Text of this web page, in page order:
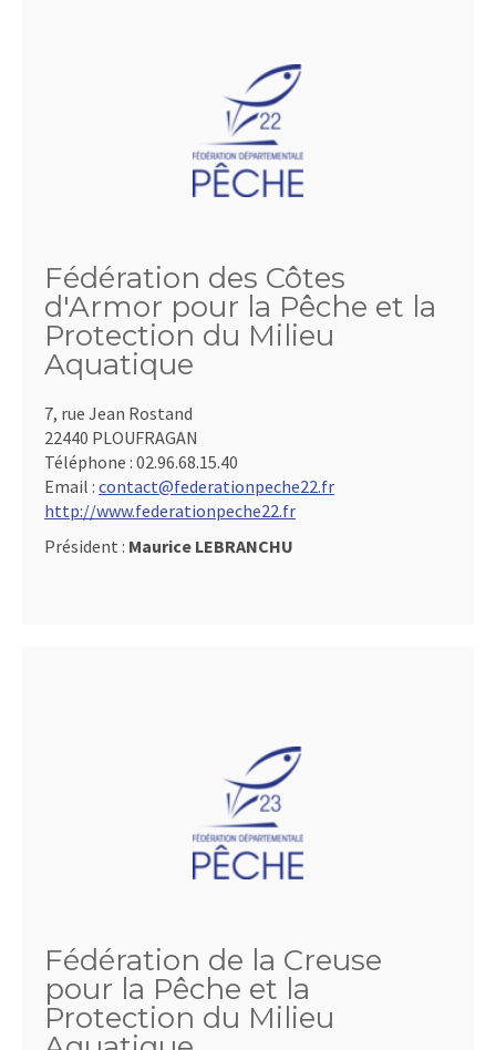
Fédération des Côtes
d'Armor pour la Pêche et la
Protection du Milieu
Aquatique
7, rue Jean Rostand
22440 PLOUFRAGAN
Téléphone : 02.96.68.15.40
Email : contact@federationpeche22.fr
http://www.federationpeche22.fr
Président : Maurice LEBRANCHU
Fédération de la Creuse
pour la Pêche et la
Protection du Milieu